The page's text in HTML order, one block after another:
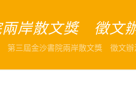
兩岸散文獎 徵文
第三屆金沙書院兩岸散文獎 徵文辦